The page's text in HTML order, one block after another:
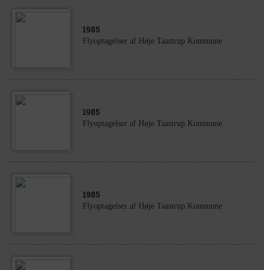
1985
Flyoptagelser af Høje Taastrup Kommune
1985
Flyoptagelser af Høje Taastrup Kommune
1985
Flyoptagelser af Høje Taastrup Kommune